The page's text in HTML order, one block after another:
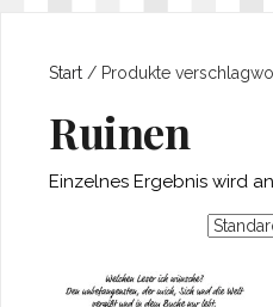
Start / Produkte
Ruinen
Einzelnes Ergebnis wird